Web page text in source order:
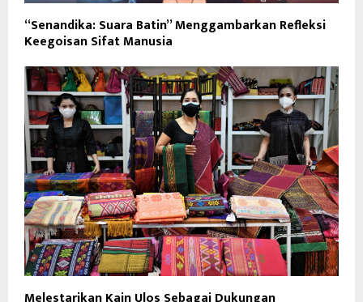
“Senandika: Suara Batin” Menggambarkan Refleksi
Keegoisan Sifat Manusia